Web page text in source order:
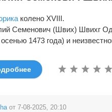
колено XVIII.
Семенович (Швих) Швихг
1473 года) и
от 7-08-2025, 20:10